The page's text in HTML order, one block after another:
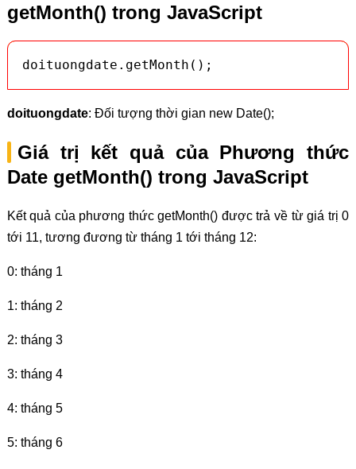
getMonth() trong JavaScript
doituongdate.getMonth();
doituongdate: Đối tượng thời gian new Date();
Giá trị kết quả của Phương thức
Date getMonth() trong JavaScript
Kết quả của phương thức getMonth() được trả về từ giá trị 0
tới 11, tương đương từ tháng 1 tới tháng 12:
0: tháng 1
1: tháng 2
2: tháng 3
3: tháng 4
4: tháng 5
5: tháng 6